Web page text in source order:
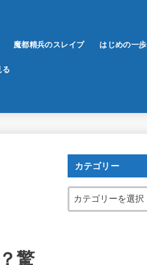
魔都精兵のスレイブ はじめの一歩
る
驚
カテゴリー